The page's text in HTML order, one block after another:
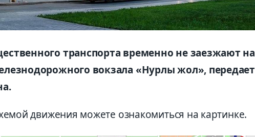
транспорта временно не заезжают на
вокзала «Нурлы жол», передает
движения можете ознакомиться на картинке.